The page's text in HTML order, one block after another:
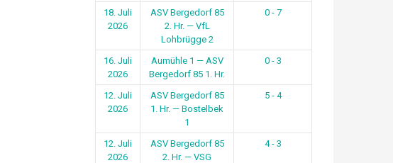
18. Juli
2026
ASV Bergedorf 85
2. Hr. — VfL
Lohbrügge 2
0 - 7
16. Juli
2026
Aumühle 1 — ASV
Bergedorf 85 1. Hr.
0 - 3
12. Juli
2026
ASV Bergedorf 85
1. Hr. — Bostelbek
1
5 - 4
12. Juli
2026
ASV Bergedorf 85
2. Hr. — VSG
4 - 3